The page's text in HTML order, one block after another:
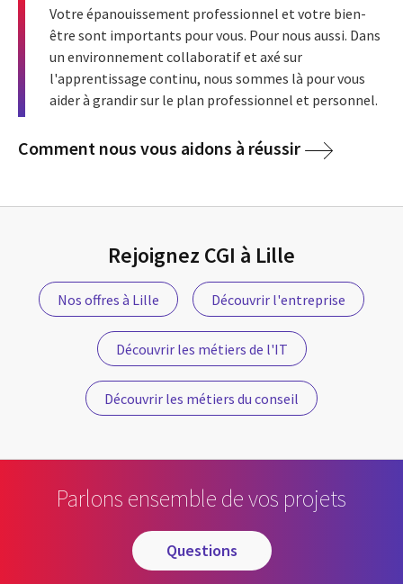
Votre épanouissement professionnel et votre bien-
être sont importants pour vous. Pour nous aussi. Dans
un environnement collaboratif et axé sur
l'apprentissage continu, nous sommes là pour vous
aider à grandir sur le plan professionnel et personnel.
Comment nous vous aidons à réussir
Rejoignez CGI à Lille
Nos offres à Lille Découvrir l'entreprise
Découvrir les métiers de l'IT
Découvrir les métiers du conseil
Parlons ensemble de vos projets
questions